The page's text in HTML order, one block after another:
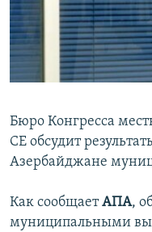
İNFOQRAFIKA
KARIKATURA
AZƏRBAYCAN ƏDƏBIYYATI
İSLAM VƏ DEMOKRATIYA
İZ - MƏDƏNIYYƏT
MISSIYAMIZ
PEŞƏ ETIKASI VƏ
MATERIALLARIMIZDAN
BIZIMLƏ ƏLAQƏ
XƏBƏR BÜLLETENLƏRIMIZ
BIZI IZLƏ
Бюро Конгресса
СЕ обсудит
Азербайджане
Как сообщаетАПА,
муниципальными